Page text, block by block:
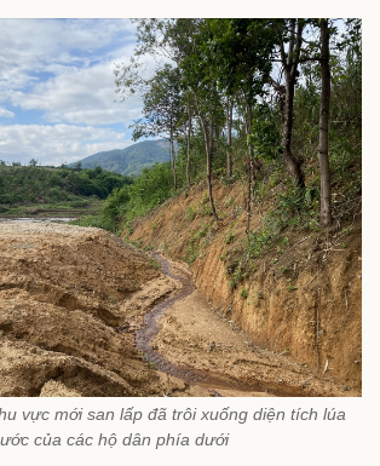
vực mới san lấp đã trôi xuống diện tích lúa
của các hộ dân phía dưới